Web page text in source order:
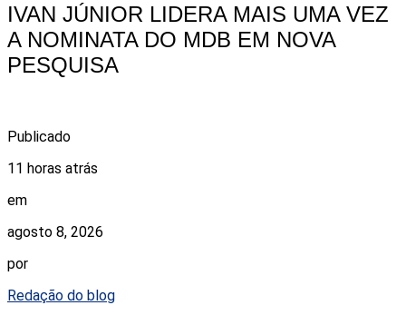
IVAN JÚNIOR LIDERA MAIS UMA VEZ
A NOMINATA DO MDB EM NOVA
PESQUISA
Publicado
11 horas atrás
em
agosto 8, 2026
por
Redação do blog